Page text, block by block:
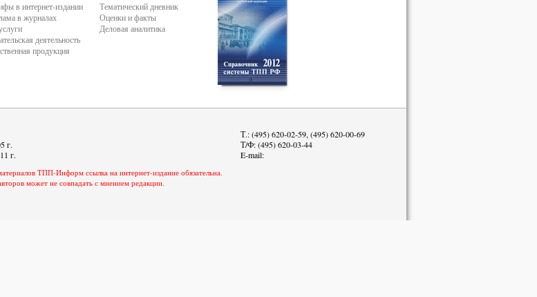
в интернет-издании
в журналах
деятельность
продукция
Тематический дневник
Оценки и факты
Деловая аналитика
г.
г.
Т.: (495) 620-02-59, (495) 620-00-69
Т/Ф: (495) 620-03-44
E-mail:
ТПП-Информ ссылка на интернет-издание обязательна.
может не совпадать с мнением редакции.